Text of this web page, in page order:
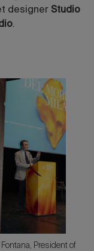
designer Studio
.
President of